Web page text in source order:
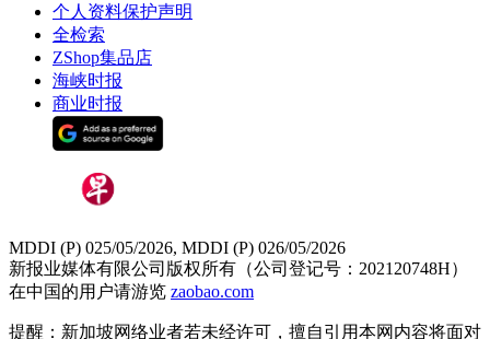
个人资料保护声明
全检索
ZShop集品店
海峡时报
商业时报
MDDI (P) 025/05/2026, MDDI (P) 026/05/2026
新报业媒体有限公司版权所有（公司登记号：202120748H）
在中国的用户请游览 zaobao.com
提醒：新加坡网络业者若未经许可，擅自引用本网内容将面对